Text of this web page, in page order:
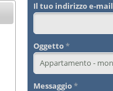
Il tuo indirizzo e-mail
Oggetto*
Messaggio*